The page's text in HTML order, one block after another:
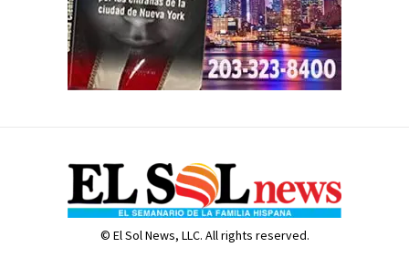
© El Sol News, LLC. All rights reserved.